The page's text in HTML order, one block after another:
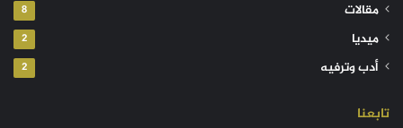
مقالات 8
ميديا 2
أدب وترفيه 2
تابعنا